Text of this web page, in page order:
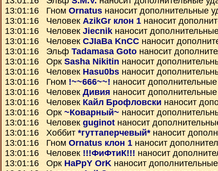
13:01:16 Гном Ornatus наносит дополнительные
13:01:16 Человек AzikGr клон 1 наносит
13:01:16 Человек Jiecnik наносит
13:01:16 Человек CJIaBa KnCC наносит
13:01:16 Эльф Tadamasa Goto наносит
13:01:16 Орк Sasha Nikitin наносит
13:01:16 Человек Hasu0bs наносит
13:01:16 Гном !~~666~~! наносит
13:01:16 Человек Дивия наносит
13:01:16 Человек Кайл Брофловски наносит
13:01:16 Орк ~Коварный~ наносит
13:01:16 Человек guginot наносит
13:01:16 Хоббит *гуттаперчевый* наносит
13:01:16 Гном Ornatus клон 1 наносит
13:01:16 Человек !!!ФиФтиК!!! наносит
13:01:16 Орк HaPpY OrK наносит